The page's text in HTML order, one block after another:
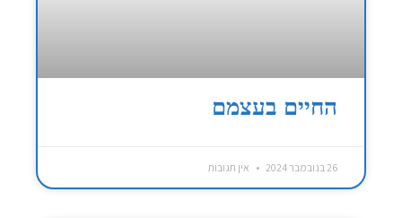
החיים בעצמם
26 בנובמבר 2024 אין תגובות